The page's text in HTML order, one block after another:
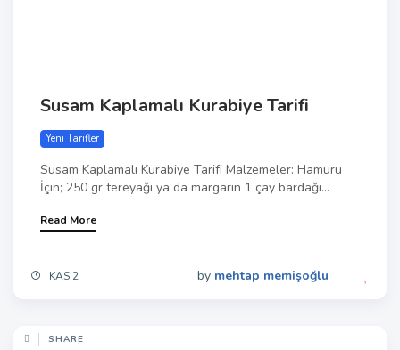
Susam Kaplamalı Kurabiye Tarifi
Yeni Tarifler
Susam Kaplamalı Kurabiye Tarifi Malzemeler: Hamuru
İçin; 250 gr tereyağı ya da margarin 1 çay bardağı...
Read More
KAS 2 by mehtap memişoğlu
SHARE